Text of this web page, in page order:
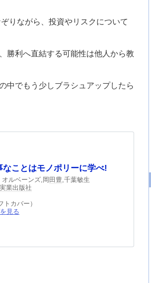
りながら、投資やリスクについて
勝利へ直結する可能性は他人から教
中でもう少しブラシュアップしたら
ことはモノポリーに学べ!
ルベーンズ,岡 田豊,千葉敏生
業出版社
トカバー）
見る